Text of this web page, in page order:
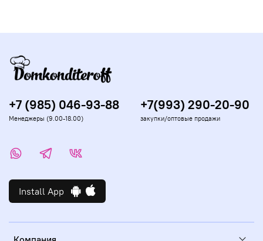
Install App
+7 (985) 046-93-88
Менеджеры (9.00-18.00)
+7(993) 290-20-90
закупки/оптовые продажи